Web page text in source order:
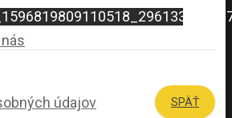
údajov SPÄŤ